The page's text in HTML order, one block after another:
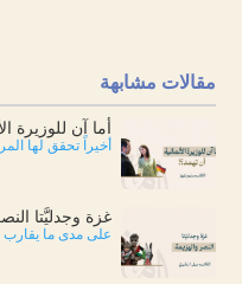
مقالات مشابهة
أما آن للوزيرة
أخيراً تحقق لها
غزة وجدليَّتا
على مدى ما يقارب ٤٧١ يوماً، وقفت غزة وحيدةً...